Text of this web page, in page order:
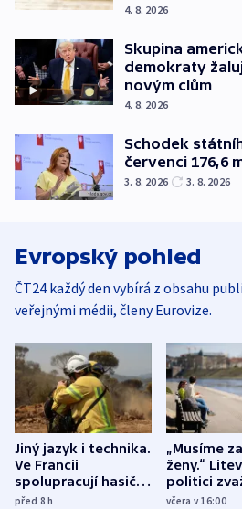
4. 8. 2026
Skupina
demokraty
novým clům
4. 8. 2026
Schodek
červenci 176,6
3. 8. 2026 3. 8. 2026
Evropský pohled
ČT24 každý den vybírá z obsahu
veřejnými médii, členy Eurovize.
Jiný jazyk i technika.
Ve Francii
spolupracují hasiči z
různých zemí
před 8h
„Musíme
ženy.“
politici
dohodu o
včera v 16:00